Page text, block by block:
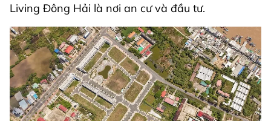
Living Đông Hải là nơi an cư và đầu tư.